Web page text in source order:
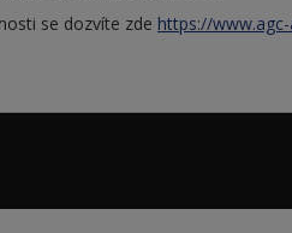
se dozvíte zde https://